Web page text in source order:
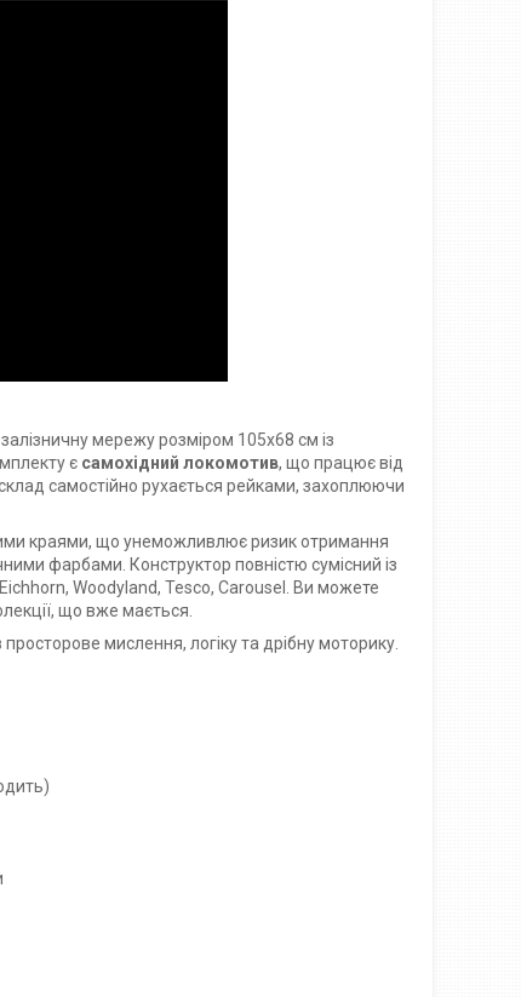
мережу розміром 105х68 см із
є самохідний локомотив, що працює від
самостійно рухається рейками, захоплюючи
краями, що унеможливлює ризик отримання
фарбами. Конструктор повністю сумісний із
Woodyland, Tesco, Carousel. Ви можете
що вже мається.
мислення, логіку та дрібну моторику.